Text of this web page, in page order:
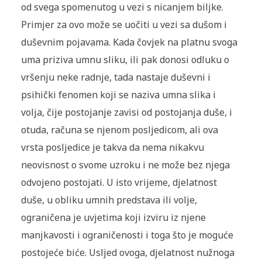
od svega spomenutog u vezi s nicanjem biljke.
Primjer za ovo može se uočiti u vezi sa dušom i
duševnim pojavama. Kada čovjek na platnu svoga
uma priziva umnu sliku, ili pak donosi odluku o
vršenju neke radnje, tada nastaje duševni i
psihički fenomen koji se naziva umna slika i
volja, čije postojanje zavisi od postojanja duše, i
otuda, računa se njenom posljedicom, ali ova
vrsta posljedice je takva da nema nikakvu
neovisnost o svome uzroku i ne može bez njega
odvojeno postojati. U isto vrijeme, djelatnost
duše, u obliku umnih predstava ili volje,
ograničena je uvjetima koji izviru iz njene
manjkavosti i ograničenosti i toga što je moguće
postojeće biće. Usljed ovoga, djelatnost nužnoga